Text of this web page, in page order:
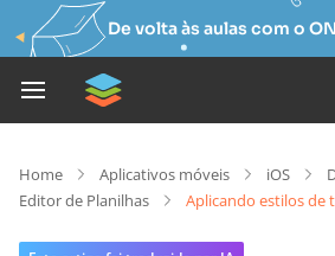
De volta às aulas com o
Home Aplicativos móveis iOS
Editor de Planilhas
Aplicando estilos de